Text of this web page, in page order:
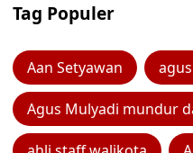
Tag Populer
Aan Setyawan
Agus Mulyadi mundur